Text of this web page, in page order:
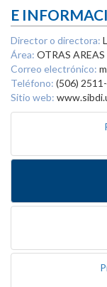
E
Director o directora:
Área: OTRAS AREAS
Correo electrónico:
Teléfono: (506)
Sitio web: